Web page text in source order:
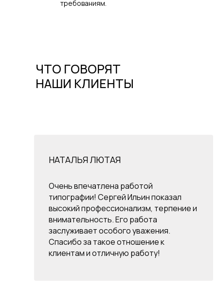
требованиям.
ЧТО ГОВОРЯТ
НАШИ КЛИЕНТЫ
НАТАЛЬЯ ЛЮТАЯ
Очень впечатлена работой
типографии! Сергей Ильин показал
высокий профессионализм, терпение и
внимательность. Его работа
заслуживает особого уважения.
Спасибо за такое отношение к
клиентам и отличную работу!